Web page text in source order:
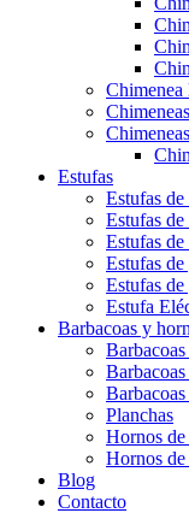
Chimenea
Estufas
Estufas de
Estufas
Estufas de
Estufas de
Estufas
Estufa
Barbacoas y
Planchas
Hornos de
Hornos de
Blog
Contacto